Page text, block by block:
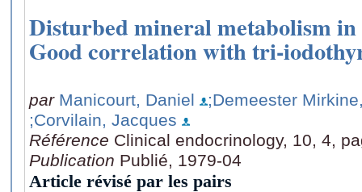
Disturbed mineral metabolism
Good correlation with tri-
par Manicourt, Daniel
;Demeester
;Corvilain, Jacques
Référence Clinical endocrinology, 10, 4,
Publication Publié, 1979-04
Article révisé par les pairs